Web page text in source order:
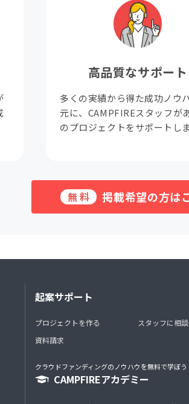
高品質なサポート
多くの実績から得た成功ノウ
元に、CAMPFIREスタッフが
のプロジェクトをサポートしま
無料 掲載希望の方は
起案サポート
プロジェクトを作る
資料請求
スタッフに相
クラウドファンディングのノウハウを無料で学ぼう
CAMPFIREアカデミー